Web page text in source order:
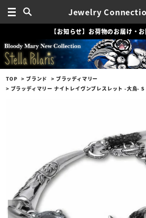
Jewelry
【お知らせ】お荷物のお届け・
TOP ブランド
ブラッディマリー
ブラッディマリー ナイトレイヴンブレスレット -大烏- S